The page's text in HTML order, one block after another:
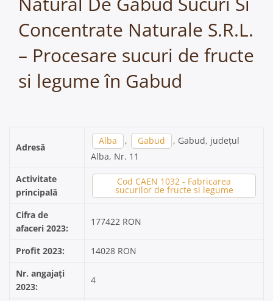
Concentrate Naturale S.R.L.
– Procesare sucuri de fructe
si legume în Gabud
Adresă
Alba , Gabud
, Gabud, județul
Alba, Nr. 11
Activitate
principală
Cod CAEN 1032 - Fabricarea
sucurilor de fructe si legume
Cifra de
afaceri 2023:
177422 RON
Profit 2023:
14028 RON
Nr. angajați
2023:
4